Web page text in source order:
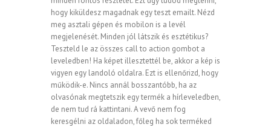
hogy kiküldesz magadnak egy teszt emailt. Nézd
meg asztali gépen és mobilon is a levél
megjelenését. Minden jól látszik és esztétikus?
Teszteld le az összes call to action gombot a
leveledben! Ha képet illesztettél be, akkor a kép is
vigyen egy landoló oldalra. Ezt is ellenőrizd, hogy
működik-e. Nincs annál bosszantóbb, ha az
olvasónak megtetszik egy termék a hírleveledben,
de nem tud rá kattintani. A vevő nem fog
keresgélni az oldaladon, főleg ha sok terméked